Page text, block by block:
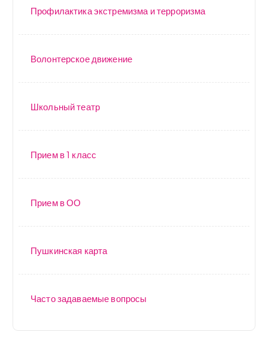
Профилактика экстремизма и терроризма
Волонтерское движение
Школьный театр
Прием в 1 класс
Прием в ОО
Пушкинская карта
Часто задаваемые вопросы